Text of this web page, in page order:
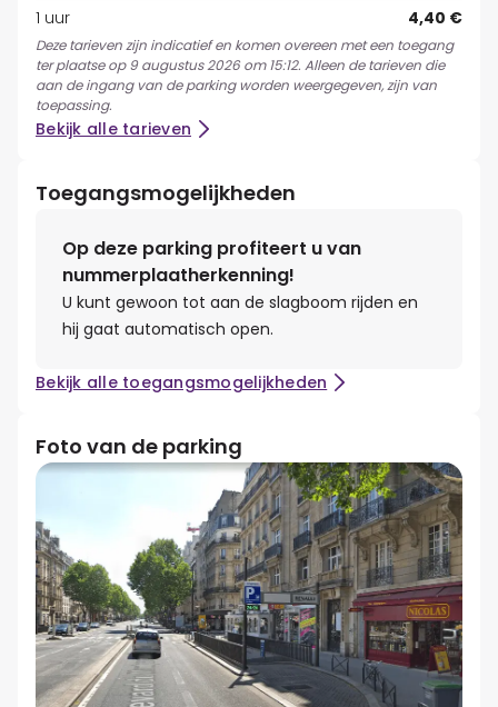
1 uur
4,40 €
Deze tarieven zijn indicatief en komen overeen met een toegang
ter plaatse op 9 augustus 2026 om 15:12. Alleen de tarieven die
aan de ingang van de parking worden weergegeven, zijn van
toepassing.
Bekijk alle tarieven
Toegangsmogelijkheden
Op deze parking profiteert u van
nummerplaatherkenning!
U kunt gewoon tot aan de slagboom rijden en
hij gaat automatisch open.
Bekijk alle toegangsmogelijkheden
Foto van de parking